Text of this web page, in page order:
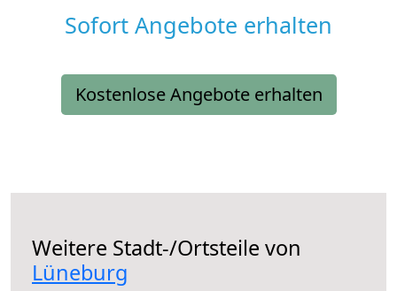
Sofort Angebote erhalten
Kostenlose Angebote erhalten
Weitere Stadt-/Ortsteile von
Lüneburg